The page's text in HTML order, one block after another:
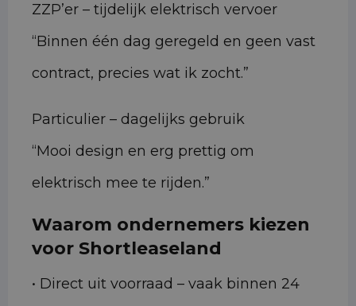
ZZP’er – tijdelijk elektrisch vervoer
“Binnen één dag geregeld en geen vast
contract, precies wat ik zocht.”
Particulier – dagelijks gebruik
“Mooi design en erg prettig om
elektrisch mee te rijden.”
Waarom ondernemers kiezen
voor Shortleaseland
• Direct uit voorraad – vaak binnen 24